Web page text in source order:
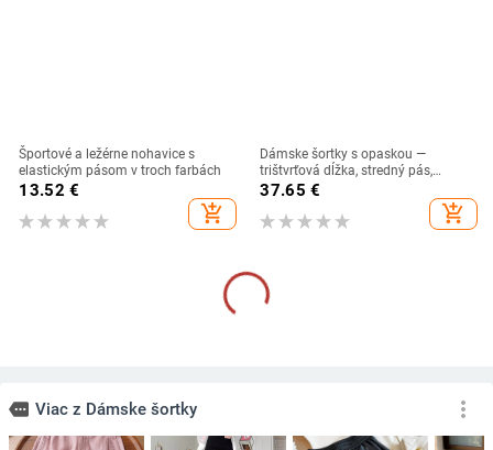
Športové a ležérne nohavice s
elastickým pásom v troch farbách
13.52 €
add_shopping_cart
Dámske šortky s opaskou —
trištvrťová dĺžka, stredný pás,
polyester/spandex (95%+
polyester), patchwork detail, rovný
strih
37.65 €
add_shopping_cart
more Viac z Dámske šortky more_vert